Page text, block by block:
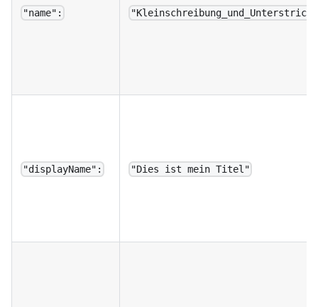
"name": "Kleinschreibung_und_Unterstrich"
"displayName": "Dies ist mein Titel"